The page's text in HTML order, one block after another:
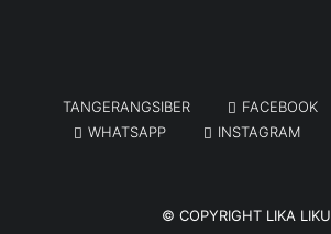
TANGERANGSIBER FACEBOOK
WHATSAPP
INSTAGRAM
© COPYRIGHT LIKA LIKU